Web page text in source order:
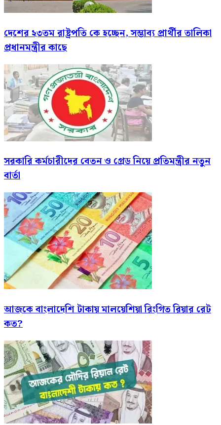
দেশের ২৩তম রাষ্ট্রপতি কে হচ্ছেন, সম্ভাব্য প্রার্থীর তালিকা
প্রধানমন্ত্রীর কাছে
সরকারি কর্মচারীদের বেতন ও গ্রেড নিয়ে প্রতিমন্ত্রীর নতুন
বার্তা
আজকে বাংলাদেশি টাকায় মালয়েশিয়া রিংগিত রিয়ার রেট
কত?